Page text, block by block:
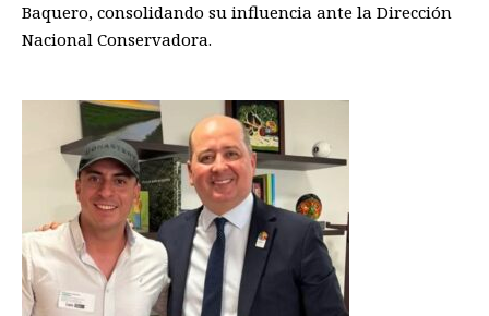
Baquero, consolidando su influencia ante la Dirección
Nacional Conservadora.